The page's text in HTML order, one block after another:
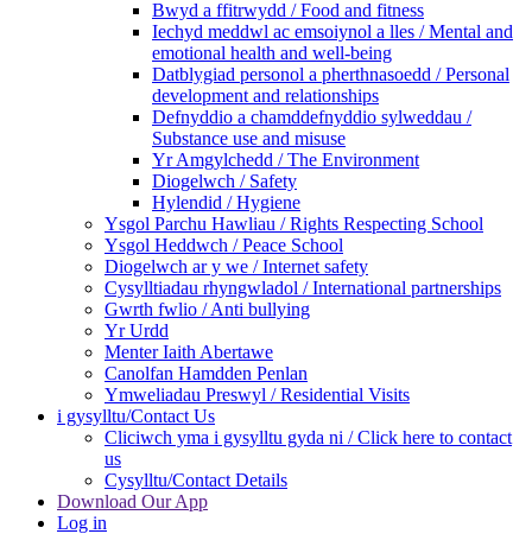
Bwyd a ffitrwydd / Food and fitness
Iechyd meddwl ac emsoiynol a lles / Mental and
emotional health and well-being
Datblygiad personol a pherthnasoedd / Personal
development and relationships
Defnyddio a chamddefnyddio sylweddau /
Substance use and misuse
Yr Amgylchedd / The Environment
Diogelwch / Safety
Hylendid / Hygiene
Ysgol Parchu Hawliau / Rights Respecting School
Ysgol Heddwch / Peace School
Diogelwch ar y we / Internet safety
Cysylltiadau rhyngwladol / International partnerships
Gwrth fwlio / Anti bullying
Yr Urdd
Menter Iaith Abertawe
Canolfan Hamdden Penlan
Ymweliadau Preswyl / Residential Visits
i gysylltu/Contact Us
Cliciwch yma i gysylltu gyda ni / Click here to contact
us
Cysylltu/Contact Details
Download Our App
Log in